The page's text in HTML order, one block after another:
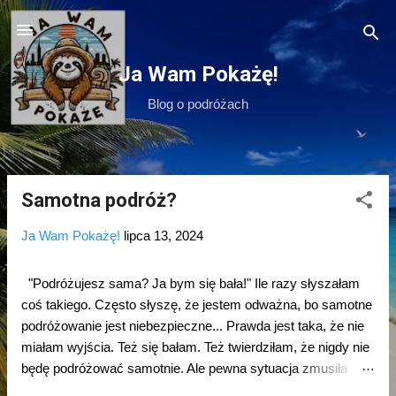
Ja Wam Pokażę!
Blog o podróżach
Samotna podróż?
Ja Wam Pokażę! lipca 13, 2024
"Podróżujesz sama? Ja bym się bała!" Ile razy słyszałam
coś takiego. Często słyszę, że jestem odważna, bo samotne
podróżowanie jest niebezpieczne... Prawda jest taka, że nie
miałam wyjścia. Też się bałam. Też twierdziłam, że nigdy nie
będę podróżować samotnie. Ale pewna sytuacja zmusiła